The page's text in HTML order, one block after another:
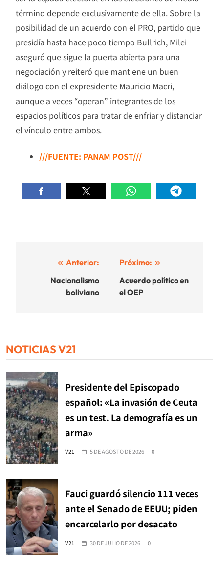
término depende exclusivamente de ella. Sobre la
posibilidad de un acuerdo con el PRO, partido que
presidía hasta hace poco tiempo Bullrich, Milei
aseguró que sigue la puerta abierta para una
negociación y reiteró que mantiene un buen
diálogo con el expresidente Mauricio Macri,
aunque a veces “operan” integrantes de los
espacios políticos para tratar de enfriar y distanciar
el vínculo entre ambos.
///FUENTE: PANAM POST///
Navegación
entradas
Anterior:
Nacionalismo
boliviano
Próximo:
Acuerdo político en
el OEP
NOTICIAS V21
Presidente del Episcopado
español: «La invasión de Ceuta
es un test. La demografía es un
arma»
V21 5 DE AGOSTO DE 2026 0
Fauci guardó silencio 111 veces
ante el Senado de EEUU; piden
encarcelarlo por desacato
V21 30 DE JULIO DE 2026 0